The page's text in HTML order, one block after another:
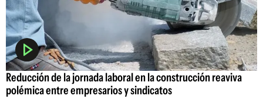
Reducción de la jornada laboral en la construcción reaviva
polémica entre empresarios y sindicatos